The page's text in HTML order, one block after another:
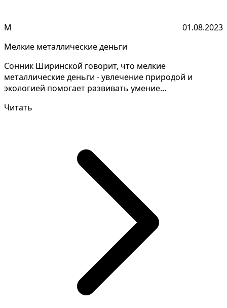
М
01.08.2023
Мелкие металлические деньги
Сонник Ширинской говорит, что мелкие
металлические деньги - увлечение природой и
экологией помогает развивать умение
Читать